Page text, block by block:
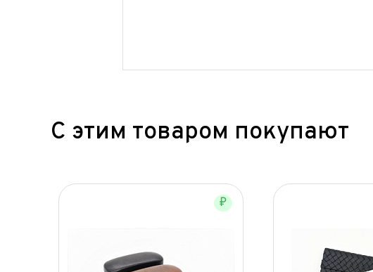
С этим товаром покупают
₽